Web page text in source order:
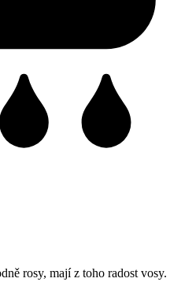
rosy, mají z toho radost vosy.